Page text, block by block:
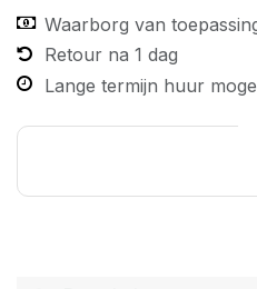
Waarborg van
Retour na 1 dag
Lange termijn huur